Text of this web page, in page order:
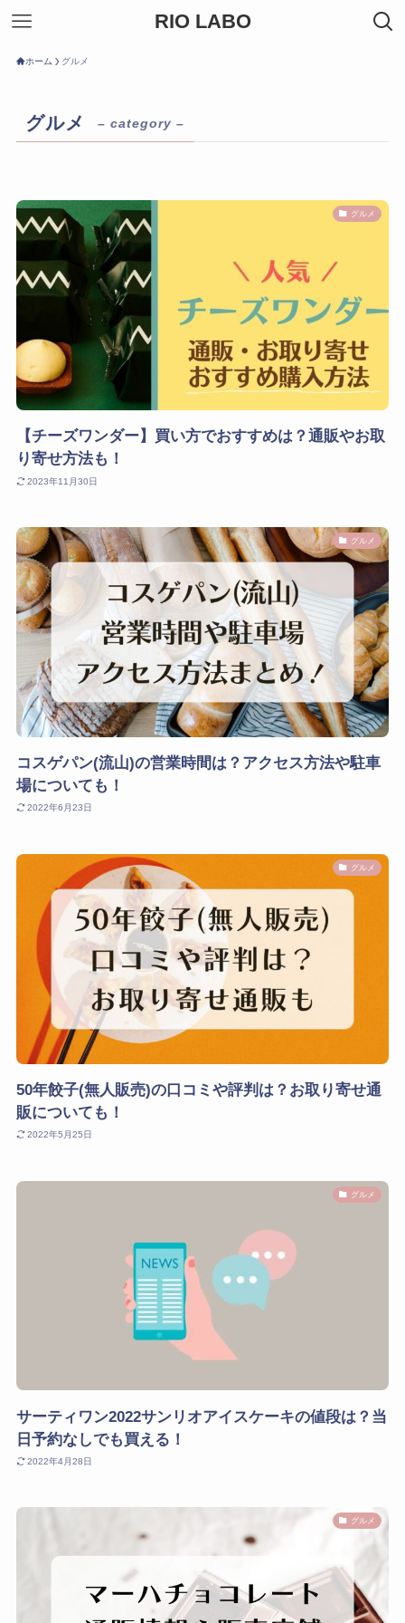
RIO LABO
ホーム グルメ
グルメ – category –
グルメ
【チーズワンダー】買い方でおすすめは？通販やお取
り寄せ方法も！
2023年11月30日
グルメ
コスゲパン(流山)の営業時間は？アクセス方法や駐車
場についても！
2022年6月23日
グルメ
50年餃子(無人販売)の口コミや評判は？お取り寄せ通
販についても！
2022年5月25日
グルメ
サーティワン2022サンリオアイスケーキの値段は？当
日予約なしでも買える！
2022年4月28日
グルメ